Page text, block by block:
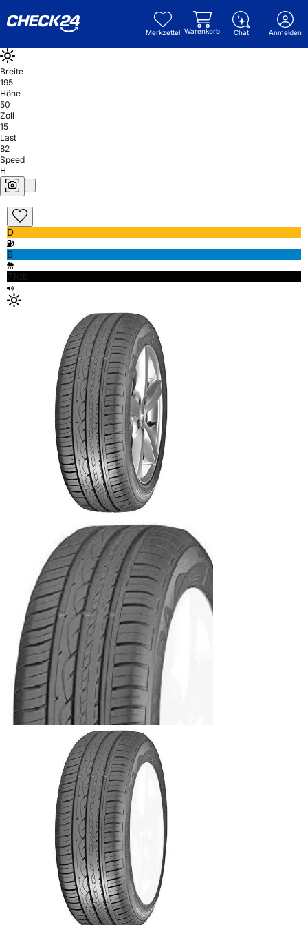
Merkzettel Warenkorb Chat Anmelden
Breite
195
Höhe
50
Zoll
15
Last
82
Speed
H
D
B
71db